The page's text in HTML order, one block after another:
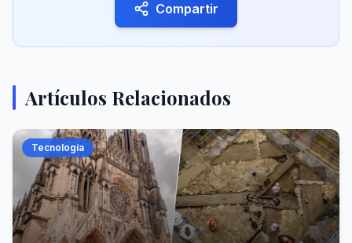
Compartir
Artículos Relacionados
Tecnología